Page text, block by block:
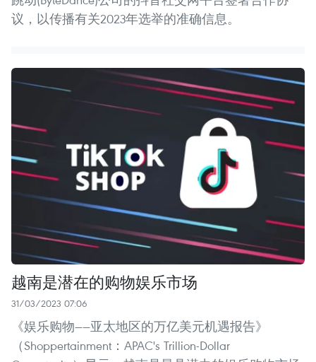
议，以传播有关2023年选举的准确信息。
越南是潜在的购物娱乐市场
31/03/2023 07:06
《娱乐购物——亚太地区的万亿美元机遇报告》
（Shoppertainment：APAC's Trillion-Dollar